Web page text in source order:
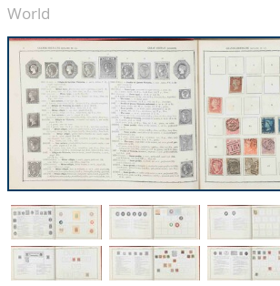
OVER ONS
Ons Team
80 jarig bestaan
CONTACT
ACCOUNT
World